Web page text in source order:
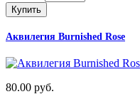
Аквилегия Burnished Rose
80.00 руб.